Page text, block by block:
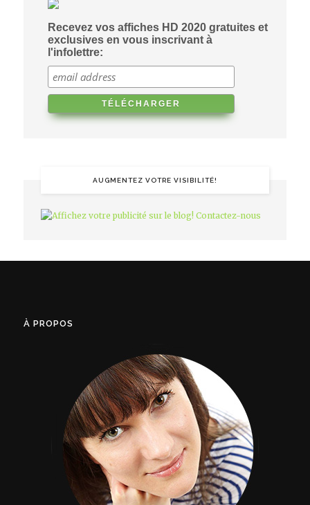
Recevez vos affiches HD 2020 gratuites et
exclusives en vous inscrivant à
l'infolettre:
AUGMENTEZ VOTRE VISIBILITÉ!
À PROPOS